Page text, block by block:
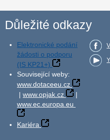
Důležité odkazy
Elektronické podání
žádosti o podporu
(IS KP21+)
Související weby:
www.dotaceeu.cz
| www.opjak.cz
|
www.ec.europa.eu
Kariéra